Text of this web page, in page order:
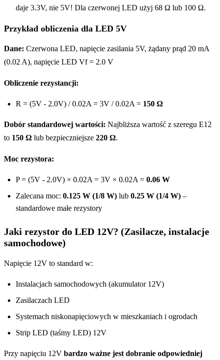
daje 3.3V, nie 5V! Dla czerwonej LED użyj 68 Ω lub 100 Ω.
Przykład obliczenia dla LED 5V
Dane: Czerwona LED, napięcie zasilania 5V, żądany prąd 20 mA
(0.02 A), napięcie LED Vf = 2.0 V
Obliczenie rezystancji:
R = (5V - 2.0V) / 0.02A = 3V / 0.02A = 150 Ω
Dobór standardowej wartości: Najbliższa wartość z szeregu E12
to 150 Ω lub bezpieczniejsze 220 Ω.
Moc rezystora:
P = (5V - 2.0V) × 0.02A = 3V × 0.02A = 0.06 W
Zalecana moc: 0.125 W (1/8 W) lub 0.25 W (1/4 W) –
standardowe małe rezystory
Jaki rezystor do LED 12V? (Zasilacze, instalacje
samochodowe)
Napięcie 12V to standard w:
Instalacjach samochodowych (akumulator 12V)
Zasilaczach LED
Systemach niskonapięciowych w mieszkaniach i ogrodach
Strip LED (taśmy LED) 12V
Przy napięciu 12V bardzo ważne jest dobranie odpowiedniej